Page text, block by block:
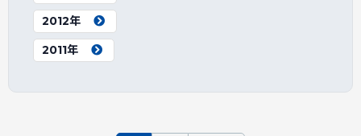
2012年
2011年